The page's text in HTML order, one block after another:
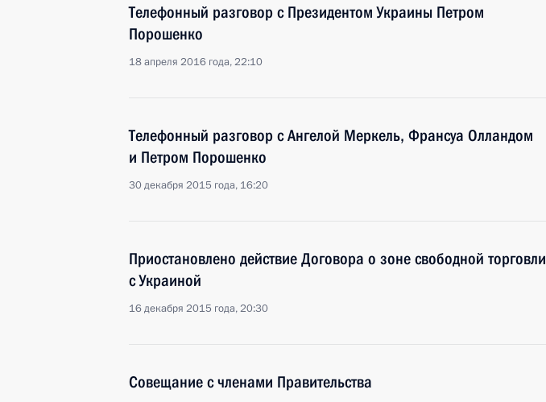
Телефонный разговор с Президентом Украины Петром
Порошенко
18 апреля 2016 года, 22:10
Телефонный разговор с Ангелой Меркель, Франсуа Олландом
и Петром Порошенко
30 декабря 2015 года, 16:20
Приостановлено действие Договора о зоне свободной торговли
с Украиной
16 декабря 2015 года, 20:30
Совещание с членами Правительства